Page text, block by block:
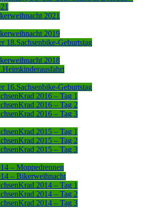
2021
2019
18.Sachsenbike-Geburtstag
2018
16.Sachsenbike-Geburtstag
2016 – Tag 1
2016 – Tag 2
2016 – Tag 3
2015 – Tag 1
2015 – Tag 2
2015 – Tag 3
– Moppedrennen
– Bikerweihnacht
2014 – Tag 1
2014 – Tag 2
2014 – Tag 3